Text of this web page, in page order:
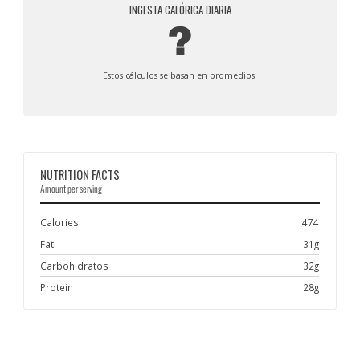
INGESTA CALÓRICA DIARIA
?
Estos cálculos se basan en promedios.
NUTRITION FACTS
Amount per serving
Calories
474
Fat
31g
Carbohidratos
32g
Protein
28g